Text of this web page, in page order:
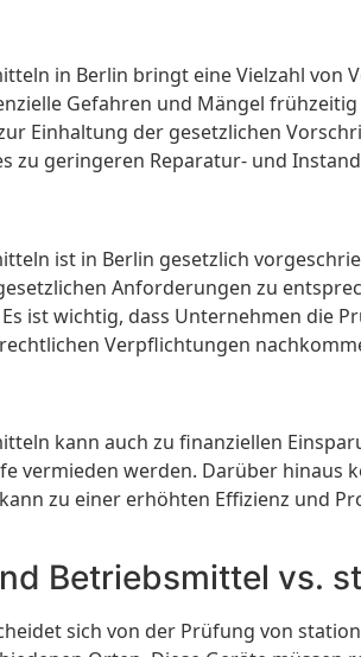
in Berlin bringt eine Vielzahl von
Gefahren und Mängel
Einhaltung der gesetzlichen
zu geringeren Reparatur- und
ist in Berlin gesetzlich
Anforderungen zu
ist wichtig, dass Unternehmen die
Verpflichtungen
kann auch zu finanziellen
vermieden werden. Darüber hinaus
zu einer erhöhten Effizienz und
Betriebsmittel vs.
sich von der Prüfung von